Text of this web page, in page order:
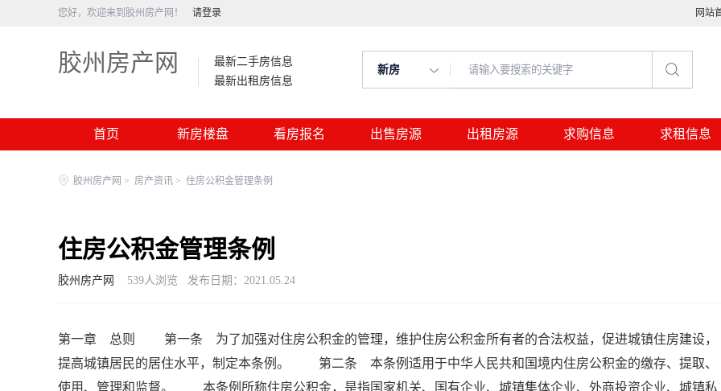
您好，欢迎来到胶州房产网！ 请登录 网站
胶州房产网
最新二手房信息
最新出租房信息
新房
首页 新房楼盘 看房报名 出售房源 出租房源 求购信息 求租信息
胶州房产网 > 房产资讯 > 住房公积金管理条例
住房公积金管理条例
胶州房产网 539人浏览 发布日期：2021.05.24
第一章 总则 第一条 为了加强对住房公积金的管理，维护住房公积金所有者的合法权益，促进城镇住房建设，
提高城镇居民的居住水平，制定本条例。 第二条 本条例适用于中华人民共和国境内住房公积金的缴存、提取、
使用、管理和监督。 本条例所称住房公积金，是指国家机关、国有企业、城镇集体企业、外商投资企业、城镇私